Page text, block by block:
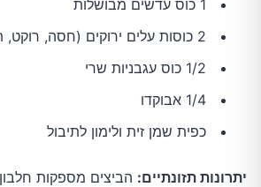
1 כוס עדשים מבושלות
2 כוסות עלים ירוקים (חסה, רוקט, תרד בייבי)
1/2 כוס עגבניות שרי
1/4 אבוקדו
כפית שמן זית ולימון לתיבול
יתרונות תזונתיים: הביצים מספקות